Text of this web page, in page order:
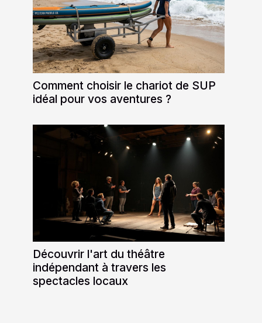
Comment choisir le chariot de SUP
idéal pour vos aventures ?
Découvrir l'art du théâtre
indépendant à travers les
spectacles locaux